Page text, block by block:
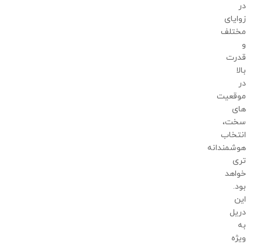
در
زوایای
مختلف
و
قدرت
بالا
در
موقعیت
های
سخت،
انتخاب
هوشمندانه
تری
خواهد
بود.
این
دریل
به
ویژه